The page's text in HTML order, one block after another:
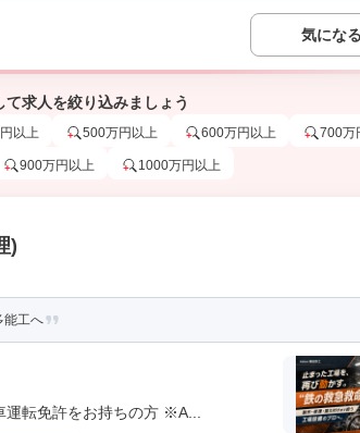
気になる
て求人を絞り込みましょう
以上 500万円以上 600万円以上 700万
900万円以上 1000万円以上
)
能工へ
転免許をお持ちの方 ※A...